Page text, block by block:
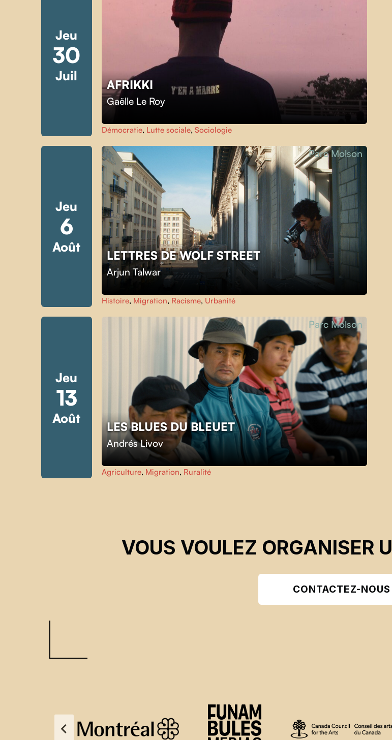
Jeu
30
Juil
AFRIKKI
Gaëlle Le Roy
Démocratie, Lutte sociale, Sociologie
Jeu
6
Août
LETTRES DE WOLF STREET
Arjun Talwar
Parc Molson
Histoire, Migration, Racisme, Urbanité
Jeu
13
Août
LES BLUES DU BLEUET
Andrés Livov
Parc Molson
Agriculture, Migration, Ruralité
Skip back to main navigation
VOUS VOULEZ ORGANISER
CONTACTEZ-NOUS